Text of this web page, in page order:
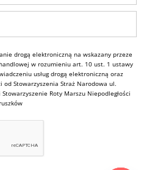
drogą elektroniczną na wskazany przeze
w rozumieniu art. 10 ust. 1 ustawy
usług drogą elektroniczną oraz
Stowarzyszenia Straż Narodowa ul.
Roty Marszu Niepodległości